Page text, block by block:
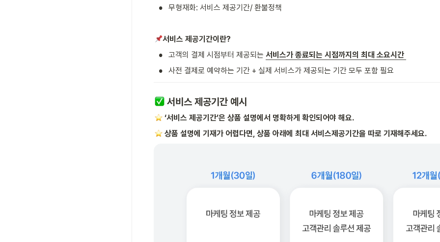
• 무형재화: 서비스 제공기간/ 환불정책
서비스 제공기간이란?
• 고객의 결제 시점부터 제공되는 서비스가 종료되는 시점까지의 최대 소요시간
• 사전 결제로 예약하는 기간 + 실제 서비스가 제공되는 기간 모두 포함 필요
서비스 제공기간 예시
‘서비스 제공기간’은 상품 설명에서 명확하게 확인되어야 해요.
상품 설명에 기재가 어렵다면, 상품 아래에 최대 서비스제공기간을 따로 기재해주세요.